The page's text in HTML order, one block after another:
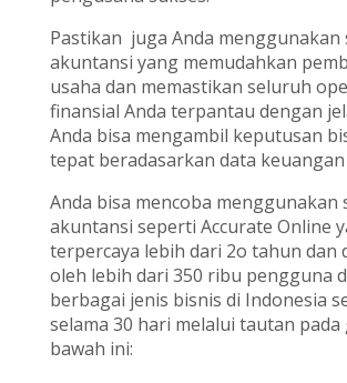
Pastikan juga Anda menggunakan
akuntansi yang memudahkan
usaha dan memastikan seluruh
finansial Anda terpantau dengan
Anda bisa mengambil keputusan
tepat beradasarkan data keuangan
Anda bisa mencoba menggunakan
akuntansi seperti Accurate Online
terpercaya lebih dari 2o tahun dan
oleh lebih dari 350 ribu pengguna
berbagai jenis bisnis di Indonesia
selama 30 hari melalui tautan pada
bawah ini: